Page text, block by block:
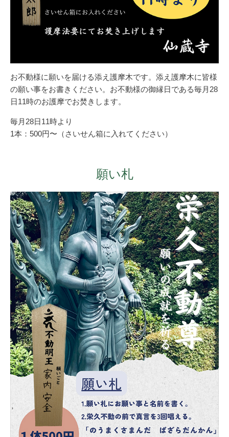
お不動様に願いを届ける添え護摩木です。添え護摩木に皆様
の願い事をお書きください。お不動様の御縁日である毎月28
日11時のお護摩でお焚きします。
毎月28日11時より
1本：500円〜（さいせん箱に入れてください）
願い札